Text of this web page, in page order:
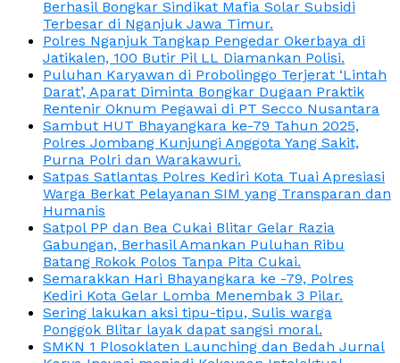
Berhasil Bongkar Sindikat Mafia Solar Subsidi
Terbesar di Nganjuk Jawa Timur.
Polres Nganjuk Tangkap Pengedar Okerbaya di
Jatikalen, 100 Butir Pil LL Diamankan Polisi.
Puluhan Karyawan di Probolinggo Terjerat ‘Lintah
Darat’, Aparat Diminta Bongkar Dugaan Praktik
Rentenir Oknum Pegawai di PT Secco Nusantara
Sambut HUT Bhayangkara ke-79 Tahun 2025,
Polres Jombang Kunjungi Anggota Yang Sakit,
Purna Polri dan Warakawuri.
Satpas Satlantas Polres Kediri Kota Tuai Apresiasi
Warga Berkat Pelayanan SIM yang Transparan dan
Humanis
Satpol PP dan Bea Cukai Blitar Gelar Razia
Gabungan, Berhasil Amankan Puluhan Ribu
Batang Rokok Polos Tanpa Pita Cukai.
Semarakkan Hari Bhayangkara ke -79, Polres
Kediri Kota Gelar Lomba Menembak 3 Pilar.
Sering lakukan aksi tipu-tipu, Sulis warga
Ponggok Blitar layak dapat sangsi moral.
SMKN 1 Plosoklaten Launching dan Bedah Jurnal